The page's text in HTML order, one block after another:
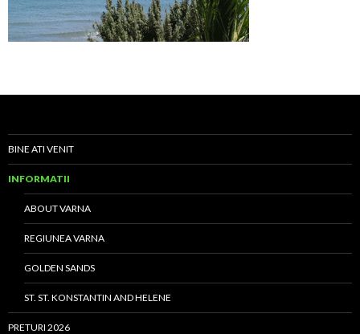
BINE ATI VENIT
INFORMATII
ABOUT VARNA
REGIUNEA VARNA
GOLDEN SANDS
ST. ST. KONSTANTIN AND HELENE
PRETURI 2026